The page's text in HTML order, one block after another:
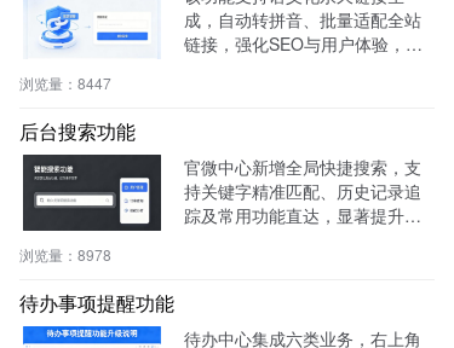
成，自动转拼音、批量适配全站
链接，强化SEO与用户体验，兼
浏览量： 8447
后台搜索功能
官微中心新增全局快捷搜索，支
持关键字精准匹配、历史记录追
踪及常用功能直达，显著提升后
浏览量： 8978
待办事项提醒功能
待办中心集成六类业务，右上角